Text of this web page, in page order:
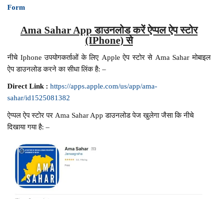
Form
Ama Sahar App डाउनलोड करें ऐप्पल ऐप स्टोर
(IPhone) से
नीचे Iphone उपयोगकर्ताओं के लिए Apple ऐप स्टोर से Ama Sahar मोबाइल
ऐप डाउनलोड करने का सीधा लिंक है: –
Direct Link : https://apps.apple.com/us/app/ama-
sahar/id1525081382
ऐप्पल ऐप स्टोर पर Ama Sahar App डाउनलोड पेज खुलेगा जैसा कि नीचे
दिखाया गया है: –